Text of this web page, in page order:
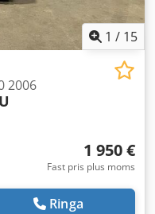
1 / 15
2006
1 950 €
Fast pris plus moms
Ringa